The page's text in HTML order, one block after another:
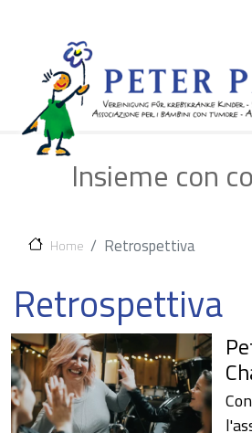
Insieme con
Home Retrospettiva
Retrospettiva